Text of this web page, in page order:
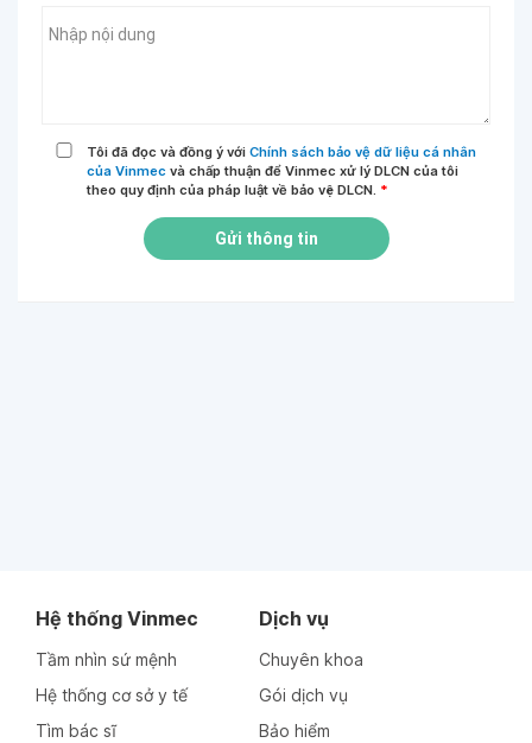
Tôi đã đọc và đồng ý với Chính sách bảo vệ dữ liệu cá nhân
của Vinmec và chấp thuận để Vinmec xử lý DLCN của tôi
theo quy định của pháp luật về bảo vệ DLCN. *
Gửi thông tin
Hệ thống Vinmec
Tầm nhìn sứ mệnh
Hệ thống cơ sở y tế
Tìm bác sĩ
Dịch vụ
Chuyên khoa
Gói dịch vụ
Bảo hiểm